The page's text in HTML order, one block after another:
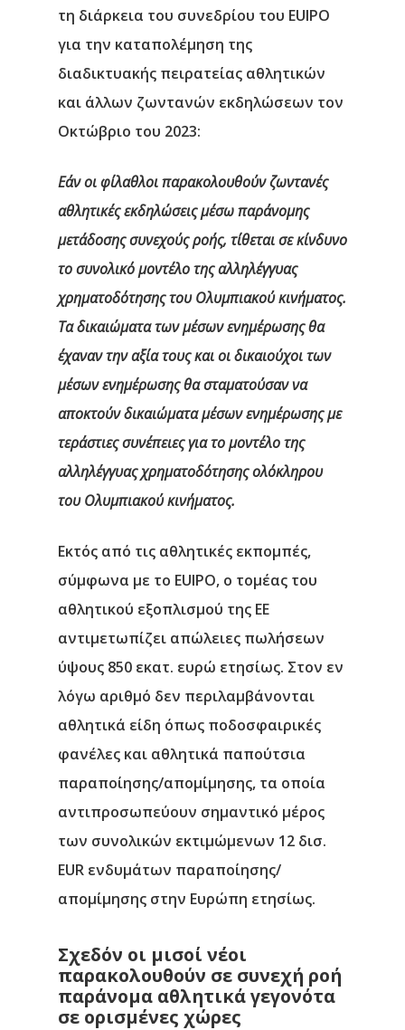
τη διάρκεια του συνεδρίου του EUIPO
για την καταπολέμηση της
διαδικτυακής πειρατείας αθλητικών
και άλλων ζωντανών εκδηλώσεων τον
Οκτώβριο του 2023:
Εάν οι φίλαθλοι παρακολουθούν ζωντανές
αθλητικές εκδηλώσεις μέσω παράνομης
μετάδοσης συνεχούς ροής, τίθεται σε κίνδυνο
το συνολικό μοντέλο της αλληλέγγυας
χρηματοδότησης του Ολυμπιακού κινήματος.
Τα δικαιώματα των μέσων ενημέρωσης θα
έχαναν την αξία τους και οι δικαιούχοι των
μέσων ενημέρωσης θα σταματούσαν να
αποκτούν δικαιώματα μέσων ενημέρωσης με
τεράστιες συνέπειες για το μοντέλο της
αλληλέγγυας χρηματοδότησης ολόκληρου
του Ολυμπιακού κινήματος.
Εκτός από τις αθλητικές εκπομπές,
σύμφωνα με το EUIPO, ο τομέας του
αθλητικού εξοπλισμού της ΕΕ
αντιμετωπίζει απώλειες πωλήσεων
ύψους 850 εκατ. ευρώ ετησίως. Στον εν
λόγω αριθμό δεν περιλαμβάνονται
αθλητικά είδη όπως ποδοσφαιρικές
φανέλες και αθλητικά παπούτσια
παραποίησης/απομίμησης, τα οποία
αντιπροσωπεύουν σημαντικό μέρος
των συνολικών εκτιμώμενων 12 δισ.
EUR ενδυμάτων παραποίησης/
απομίμησης στην Ευρώπη ετησίως.
Σχεδόν οι μισοί νέοι
παρακολουθούν σε συνεχή ροή
παράνομα αθλητικά γεγονότα
σε ορισμένες χώρες